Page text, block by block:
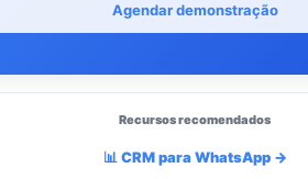
Agendar demonstração
Recursos recomendados
📊 CRM para WhatsApp →